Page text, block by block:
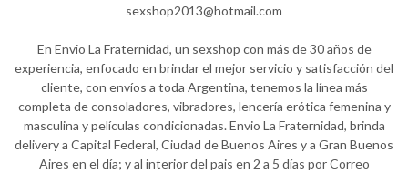
sexshop2013@hotmail.com
En Envio La Fraternidad, un sexshop con más de 30 años de
experiencia, enfocado en brindar el mejor servicio y satisfacción del
cliente, con envíos a toda Argentina, tenemos la línea más
completa de consoladores, vibradores, lencería erótica femenina y
masculina y películas condicionadas. Envio La Fraternidad, brinda
delivery a Capital Federal, Ciudad de Buenos Aires y a Gran Buenos
Aires en el día; y al interior del pais en 2 a 5 días por Correo